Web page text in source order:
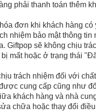
phải thanh toán thêm
đơn khi khách hàng có
nhiệm bảo mật thông tin
Giftpop sẽ không chịu
bị mất hoặc ở trạng thái
trách nhiệm đối với
cung cấp cũng như
khách hàng và nhà
chữa hoặc thay đổi